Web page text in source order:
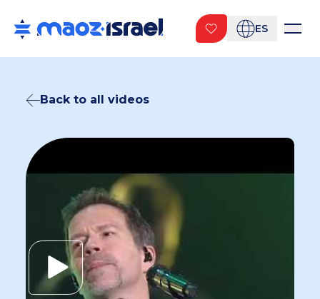
ES
Back to all videos